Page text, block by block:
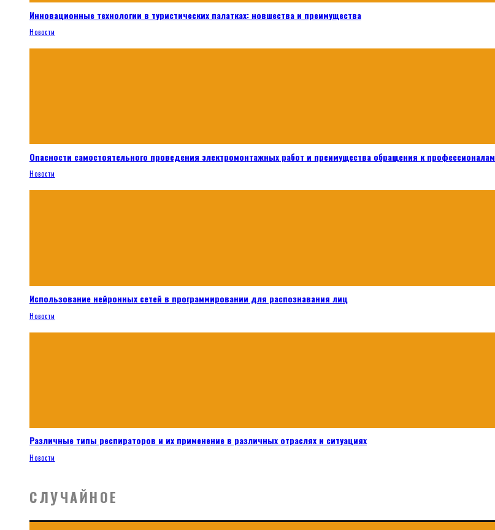
Инновационные технологии в туристических палатках: новшества и преимущества
Новости
Опасности самостоятельного проведения электромонтажных работ и преимущества обращения к профессионалам
Новости
Использование нейронных сетей в программировании для распознавания лиц
Новости
Различные типы респираторов и их применение в различных отраслях и ситуациях
Новости
СЛУЧАЙНОЕ